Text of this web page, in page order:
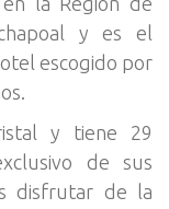
y es el
escogido por
y tiene 29
de sus
disfrutar de la